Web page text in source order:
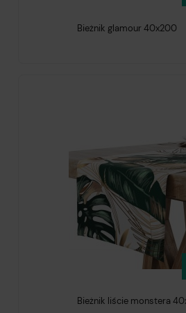
Bieżnik glamour 40x200
Bieżnik liście monstera